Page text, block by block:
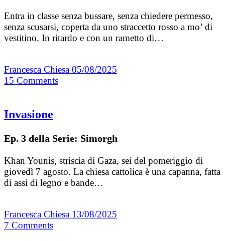
Entra in classe senza bussare, senza chiedere permesso,
senza scusarsi, coperta da uno straccetto rosso a mo’ di
vestitino. In ritardo e con un rametto di…
Francesca Chiesa 05/08/2025
15 Comments
Invasione
Ep. 3 della Serie: Simorgh
Khan Younis, striscia di Gaza, sei del pomeriggio di
giovedì 7 agosto. La chiesa cattolica è una capanna, fatta
di assi di legno e bande…
Francesca Chiesa 13/08/2025
7 Comments